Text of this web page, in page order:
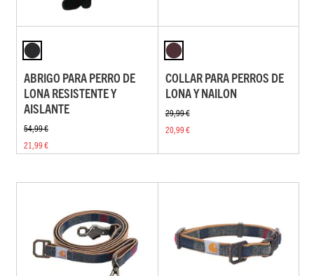
ABRIGO PARA PERRO DE
LONA RESISTENTE Y
AISLANTE
54,99 €
21,99 €
COLLAR PARA PERROS DE
LONA Y NAILON
29,99 €
20,99 €